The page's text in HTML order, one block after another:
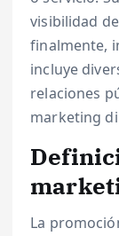
visibilidad
finalmente,
incluye
relaciones
marketing
La